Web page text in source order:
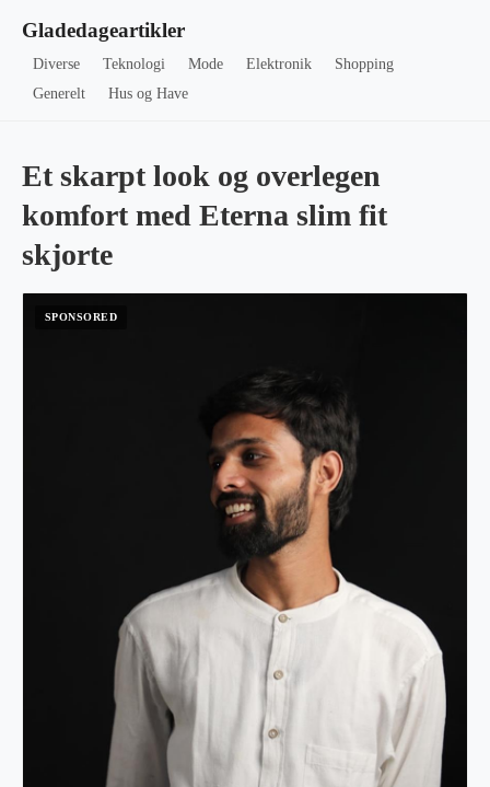
Gladedageartikler
Diverse Teknologi Mode Elektronik
Shopping
Generelt
Hus og Have
Et skarpt look og overlegen
komfort med Eterna slim fit
skjorte